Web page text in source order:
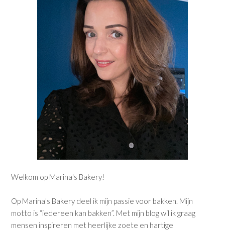
Welkom op Marina's Bakery!
Op Marina's Bakery deel ik mijn passie voor bakken. Mijn
motto is “iedereen kan bakken”. Met mijn blog wil ik graag
mensen inspireren met heerlijke zoete en hartige